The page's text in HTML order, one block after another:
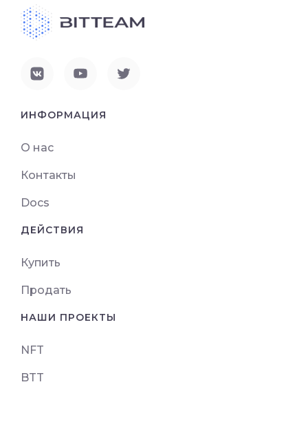
ИНФОРМАЦИЯ
О нас
Контакты
Docs
ДЕЙСТВИЯ
Купить
Продать
НАШИ ПРОЕКТЫ
NFT
BTT